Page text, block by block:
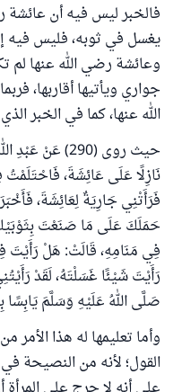
فالخبر ليس فيه أن
يغسل في ثوبه، فليس فيه
وعائشة رضي الله عنها لم
جواري ويأتيها أقاربها،
الله عنها، كما في الخبر
حيث روى (290)
نَازِلًا عَلَى عَائِشَةَ،
فَرَأَتْنِي جَارِيَةٌ لِعَائِشَةَ،
حَمَلَكَ عَلَى مَا صَنَعْتَ
فِي مَنَامِهِ، قَالَتْ: هَلْ رَأَيْتَ
رَأَيْتَ شَيْئًا غَسَلْتَهُ، لَقَدْ
صَلَّى اللهُ عَلَيْهِ وَسَلَّمَ
وأما تعليمها له هذا
القول؛ لأنه من النصيحة